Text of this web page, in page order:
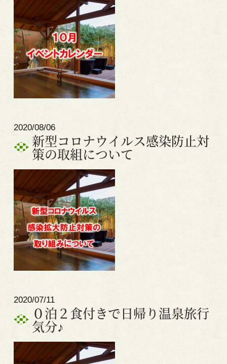
2020/08/06
新型コロナウイルス感染防止対
策の取組について
2020/07/11
０泊２食付きで日帰り温泉旅行
気分♪